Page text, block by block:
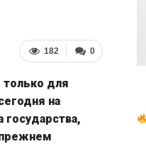
0
182
для
на
государства,
прежнем